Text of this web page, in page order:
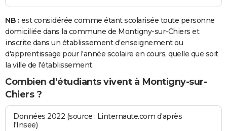
NB : est considérée comme étant scolarisée toute personne
domiciliée dans la commune de Montigny-sur-Chiers et
inscrite dans un établissement d'enseignement ou
d'apprentissage pour l'année scolaire en cours, quelle que soit
la ville de l'établissement.
Combien d'étudiants vivent à Montigny-sur-
Chiers ?
Données 2022 (source : Linternaute.com d'après
l'Insee)